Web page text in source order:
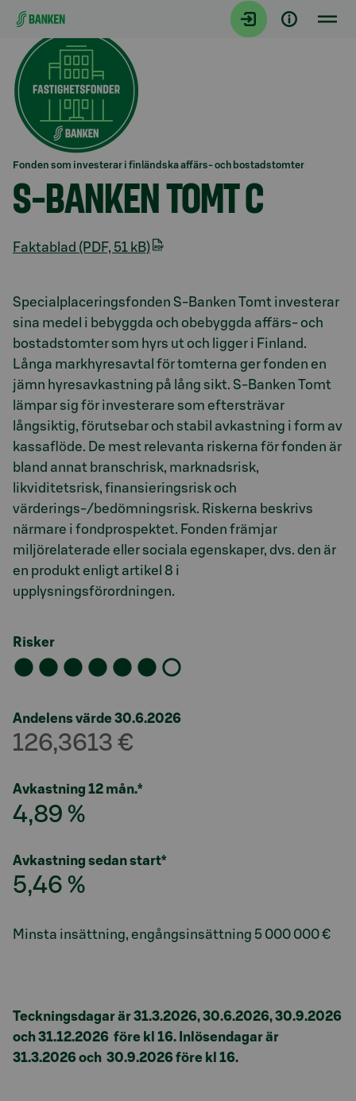
Gå direkt till innehållet
Fonden som investerar i finländska affärs- och bostadstomter
S-BANKEN TOMT C
Faktablad (PDF, 51 kB)
Avsnitt med titel Presentation
Specialplaceringsfonden S-Banken Tomt investerar
sina medel i bebyggda och obebyggda affärs- och
bostadstomter som hyrs ut och ligger i Finland.
Långa markhyresavtal för tomterna ger fonden en
jämn hyresavkastning på lång sikt. S-Banken Tomt
lämpar sig för investerare som eftersträvar
långsiktig, förutsebar och stabil avkastning i form av
kassaflöde. De mest relevanta riskerna för fonden är
bland annat branschrisk, marknadsrisk,
likviditetsrisk, finansieringsrisk och
värderings-/bedömningsrisk. Riskerna beskrivs
närmare i fondprospektet. Fonden främjar
miljörelaterade eller sociala egenskaper, dvs. den är
en produkt enligt artikel 8 i
upplysningsförordningen.
Risker
Andelens värde 30.6.2026
126,3613 €
Avkastning 12 mån.*
4,89 %
Avkastning sedan start*
5,46 %
Minsta insättning, engångsinsättning 5 000 000 €
Teckningsdagar är 31.3.2026, 30.6.2026, 30.9.2026
och 31.12.2026 före kl 16. Inlösendagar är
31.3.2026och 30.9.2026före kl 16.